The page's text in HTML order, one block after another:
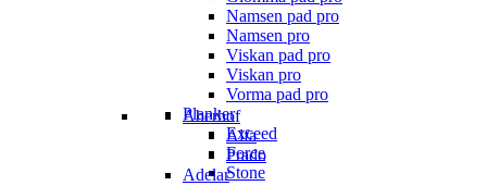
Namsen pad pro
Namsen pro
Viskan pad pro
Viskan pro
Vorma pad pro
Planker
Exceed
Force
Stone
Aberhof
Alfa
Prado
Adelar